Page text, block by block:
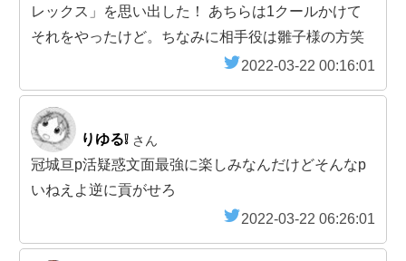
レックス」を思い出した！ あちらは1クールかけて
それをやったけど。ちなみに相手役は雛子様の方笑
2022-03-22 00:16:01
りゆる❕ さん
冠城亘p活疑惑文面最強に楽しみなんだけどそんなp
いねえよ逆に貢がせろ
2022-03-22 06:26:01